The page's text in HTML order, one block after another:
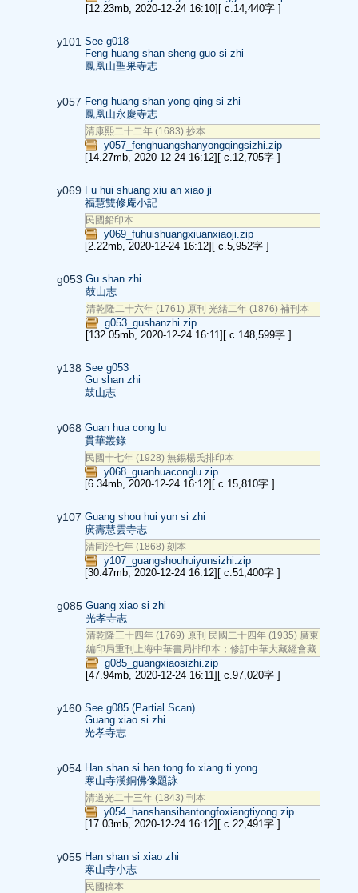
[12.23mb, 2020-12-24 16:10] [ c.14,440字 ]
y101 See g018
Feng huang shan sheng guo si zhi
鳳凰山聖果寺志
y057 Feng huang shan yong qing si zhi
鳳凰山永慶寺志
清康熙二十二年 (1683) 抄本
y057_fenghuangshanyongqingsizhi.zip
[14.27mb, 2020-12-24 16:12] [ c.12,705字 ]
y069 Fu hui shuang xiu an xiao ji
福慧雙修庵小記
民國鉛印本
y069_fuhuishuangxiuanxiaoji.zip
[2.22mb, 2020-12-24 16:12] [ c.5,952字 ]
g053 Gu shan zhi
鼓山志
清乾隆二十六年 (1761) 原刊 光緒二年 (1876) 補刊本
g053_gushanzhi.zip
[132.05mb, 2020-12-24 16:11] [ c.148,599字 ]
y138 See g053
Gu shan zhi
鼓山志
y068 Guan hua cong lu
貫華叢錄
民國十七年 (1928) 無錫楊氏排印本
y068_guanhuaconglu.zip
[6.34mb, 2020-12-24 16:12] [ c.15,810字 ]
y107 Guang shou hui yun si zhi
廣壽慧雲寺志
清同治七年 (1868) 刻本
y107_guangshouhuiyunsizhi.zip
[30.47mb, 2020-12-24 16:12] [ c.51,400字 ]
g085 Guang xiao si zhi
光孝寺志
清乾隆三十四年 (1769) 原刊 民國二十四年 (1935) 廣東
編印局重刊上海中華書局排印本；修訂中華大藏經會藏
g085_guangxiaosizhi.zip
[47.94mb, 2020-12-24 16:11] [ c.97,020字 ]
y160 See g085 (Partial Scan)
Guang xiao si zhi
光孝寺志
y054 Han shan si han tong fo xiang ti yong
寒山寺漢銅佛像題詠
清道光二十三年 (1843) 刊本
y054_hanshansihantongfoxiangtiyong.zip
[17.03mb, 2020-12-24 16:12] [ c.22,491字 ]
y055 Han shan si xiao zhi
寒山寺小志
民國稿本